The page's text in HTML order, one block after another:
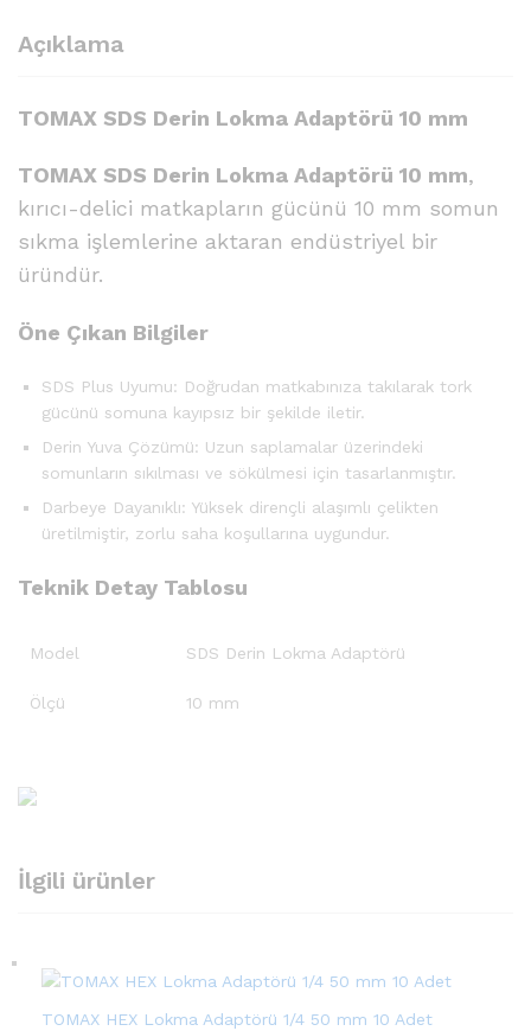
d
p
ü
1
0
q
a
t
Açıklama
TOMAX SDS Derin Lokma Adaptörü 10 mm
TOMAX SDS Derin Lokma Adaptörü 10 mm,
kırıcı-delici matkapların gücünü 10 mm somun
sıkma işlemlerine aktaran endüstriyel bir
üründür.
Öne Çıkan Bilgiler
SDS Plus Uyumu: Doğrudan matkabınıza takılarak tork
gücünü somuna kayıpsız bir şekilde iletir.
Derin Yuva Çözümü: Uzun saplamalar üzerindeki
somunların sıkılması ve sökülmesi için tasarlanmıştır.
Darbeye Dayanıklı: Yüksek dirençli alaşımlı çelikten
üretilmiştir, zorlu saha koşullarına uygundur.
Teknik Detay Tablosu
Model SDS Derin Lokma Adaptörü
Ölçü 10 mm
İlgili ürünler
TOMAX HEX Lokma Adaptörü 1/4 50 mm 10 Adet